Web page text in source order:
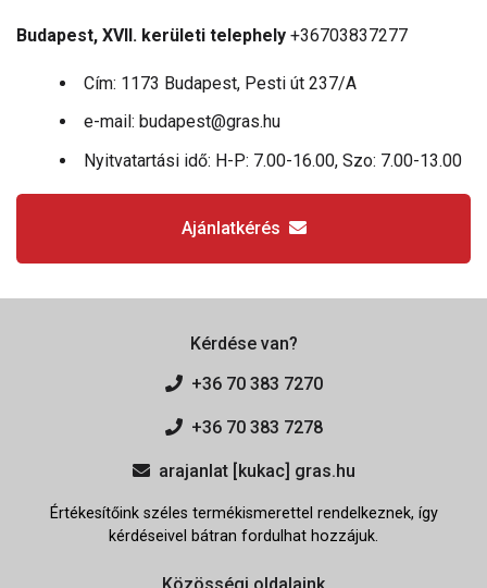
Budapest, XVII. kerületi telephely +36703837277
Cím: 1173 Budapest, Pesti út 237/A
e-mail: budapest@gras.hu
Nyitvatartási idő: H-P: 7.00-16.00, Szo: 7.00-13.00
Ajánlatkérés
Kérdése van?
+36 70 383 7270
+36 70 383 7278
arajanlat [kukac] gras.hu
Értékesítőink széles termékismerettel rendelkeznek, így
kérdéseivel bátran fordulhat hozzájuk.
Közösségi oldalaink